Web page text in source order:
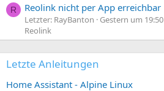
R Reolink nicht per App erreichbar
Letzter: RayBanton
Gestern um 19:50
Reolink
Letzte Anleitungen
Home Assistant - Alpine Linux